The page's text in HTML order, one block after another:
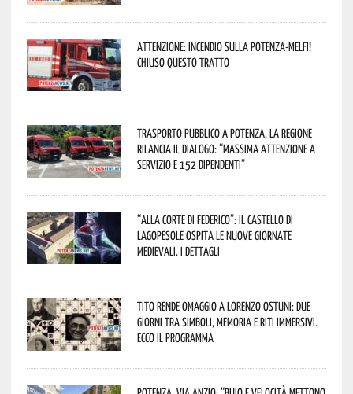
Attenzione: incendio sulla Potenza-Melfi!
Chiuso questo tratto
Trasporto pubblico a Potenza, la Regione
rilancia il dialogo: “Massima attenzione a
servizio e 152 dipendenti”
“Alla corte di Federico”: il Castello di
Lagopesole ospita le nuove Giornate
Medievali. I dettagli
Tito rende omaggio a Lorenzo Ostuni: due
giorni tra simboli, memoria e riti immersivi.
Ecco il programma